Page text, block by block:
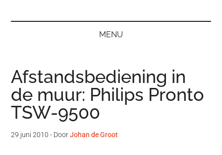
MENU
Afstandsbediening in
de muur: Philips Pronto
TSW-9500
29 juni 2010 - DoorJohan de Groot